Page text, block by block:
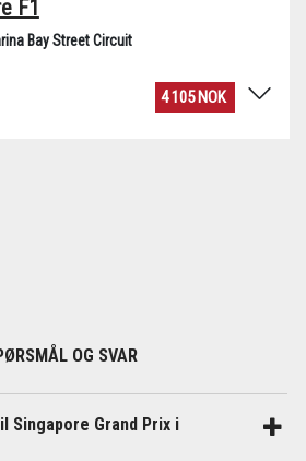
OG SVAR
Singapore Grand Prix i